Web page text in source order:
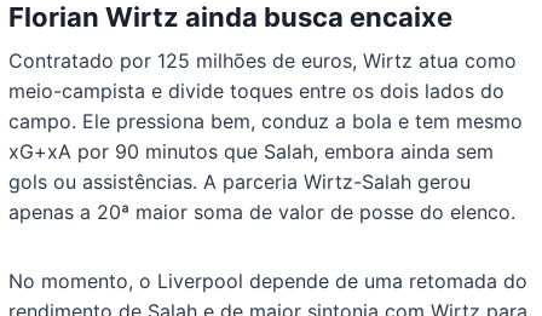
Florian Wirtz ainda busca encaixe
Contratado por 125 milhões de euros, Wirtz atua como
meio-campista e divide toques entre os dois lados do
campo. Ele pressiona bem, conduz a bola e tem mesmo
xG+xA por 90 minutos que Salah, embora ainda sem
gols ou assistências. A parceria Wirtz-Salah gerou
apenas a 20ª maior soma de valor de posse do elenco.
No momento, o Liverpool depende de uma retomada do